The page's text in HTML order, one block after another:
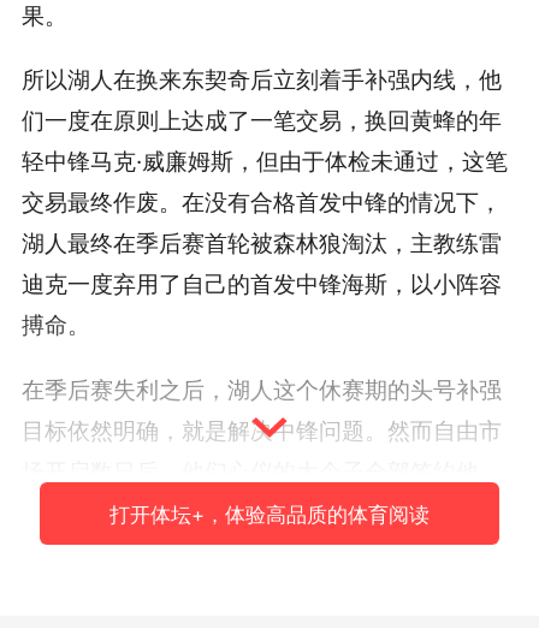
果。
所以湖人在换来东契奇后立刻着手补强内线，他
们一度在原则上达成了一笔交易，换回黄蜂的年
轻中锋马克·威廉姆斯，但由于体检未通过，这笔
交易最终作废。在没有合格首发中锋的情况下，
湖人最终在季后赛首轮被森林狼淘汰，主教练雷
迪克一度弃用了自己的首发中锋海斯，以小阵容
搏命。
在季后赛失利之后，湖人这个休赛期的头号补强
目标依然明确，就是解决中锋问题。然而自由市
队，湖人签下的则是意外恢复自由身的德安德烈·
艾顿——他和开拓者达成了买断协议。
打开体坛+，体验高品质的体育阅读